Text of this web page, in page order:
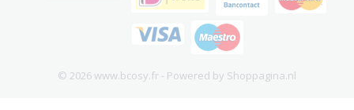
© 2026 www.bcosy.fr - Powered by Shoppagina.nl